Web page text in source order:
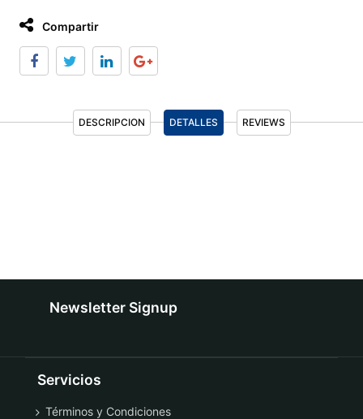
Compartir
DESCRIPCION DETALLES REVIEWS
Newsletter Signup
Servicios
Términos y Condiciones